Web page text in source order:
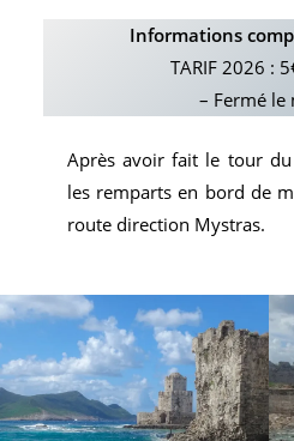
Informations
TARIF 2026 :
– Fermé le
Après avoir fait le tour
les remparts en bord de
route direction Mystras.